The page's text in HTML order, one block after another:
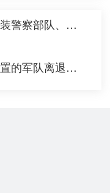
中国人民武装警察部队、军队离退休人员一次性死亡抚恤金的给付
移交政府安置的军队离退休人员牺牲、病故后6个月工资的给付